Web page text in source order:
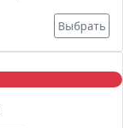
Выбрать